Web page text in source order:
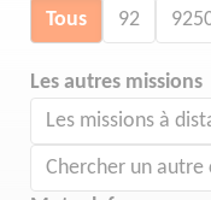
Tous 92
Les autres missions
Les missions à
Chercher un autre